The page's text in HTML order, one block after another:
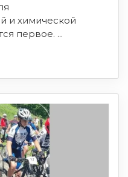
и химической
первое. ...